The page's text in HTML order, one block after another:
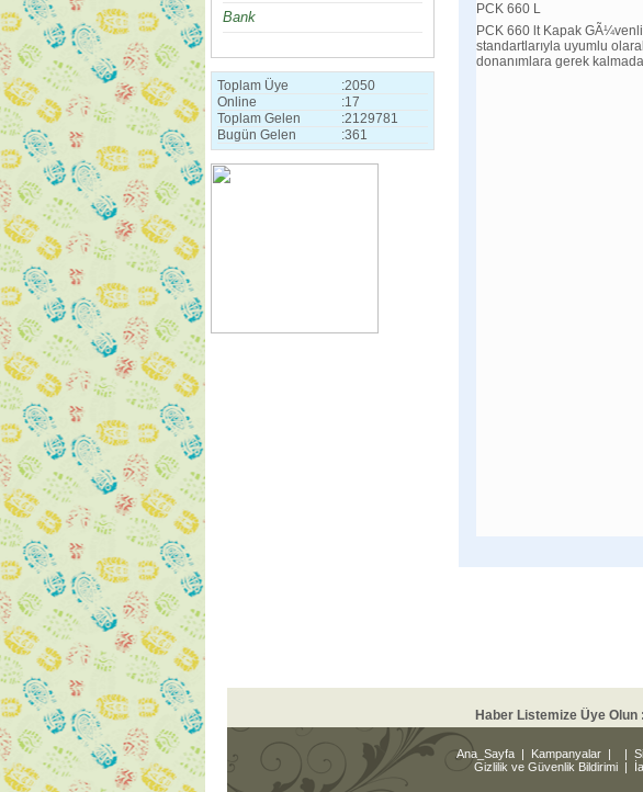
Bank
Toplam Üye :2050
Online
:17
Toplam Gelen
:2129781
Bugün Gelen
:361
PCK 660 L
PCK 660 lt Kapak
standartlarıyla uyumlu
donanımlara gerek
Haber Listemize Üye Olun :
Ana_Sayfa| Kampanyalar| |
Gizlilik ve Güvenlik Bildirimi |